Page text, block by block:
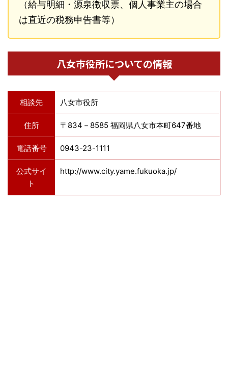
（給与明細・源泉徴収票、個人事業主の場合
は直近の税務申告書等）
八女市役所についての情報
相談先 八女市役所
住所 〒834－8585 福岡県八女市本町647番地
電話番号 0943-23-1111
公式サイ
ト
http://www.city.yame.fukuoka.jp/